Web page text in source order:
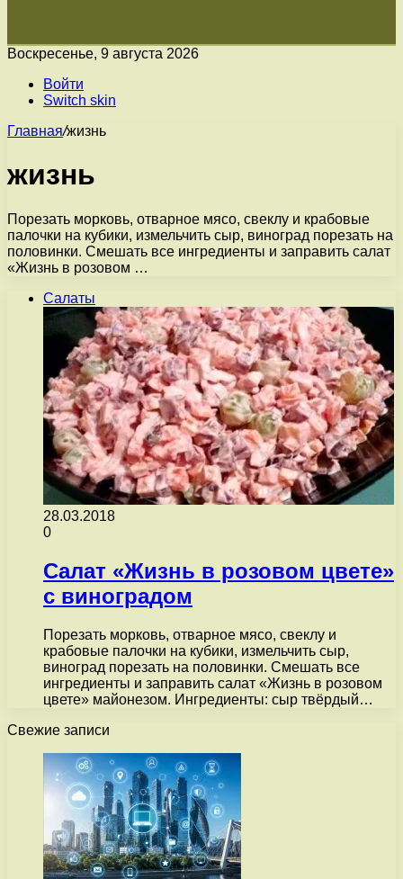
Воскресенье, 9 августа 2026
Войти
Switch skin
Главная/жизнь
жизнь
Порезать морковь, отварное мясо, свеклу и крабовые
палочки на кубики, измельчить сыр, виноград порезать на
половинки. Смешать все ингредиенты и заправить салат
«Жизнь в розовом …
Салаты
28.03.2018
0
Салат «Жизнь в розовом цвете»
с виноградом
Порезать морковь, отварное мясо, свеклу и
крабовые палочки на кубики, измельчить сыр,
виноград порезать на половинки. Смешать все
ингредиенты и заправить салат «Жизнь в розовом
цвете» майонезом. Ингредиенты: сыр твёрдый…
Свежие записи